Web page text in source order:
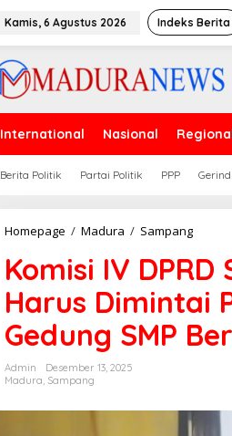
Kamis, 6 Agustus 2026 Indeks Berita
International Nasional
Berita Politik Partai Politik PPP
Homepage / Madura / SampangKomisi
DPRD
Nilai
Harus
SMP
Komisi IV
Harus Dimintai
Gedung SMP
Admin
Desember 13, 2025
Madura, Sampang